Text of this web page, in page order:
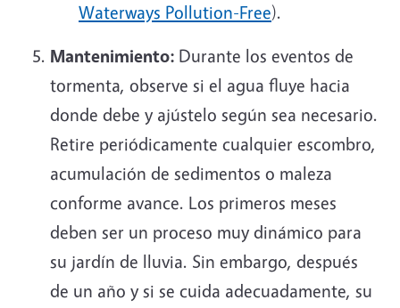
Waterways Pollution-Free).
Mantenimiento: Durante los eventos de
tormenta, observe si el agua fluye hacia
donde debe y ajústelo según sea necesario.
Retire periódicamente cualquier escombro,
acumulación de sedimentos o maleza
conforme avance. Los primeros meses
deben ser un proceso muy dinámico para
su jardín de lluvia. Sin embargo, después
de un año y si se cuida adecuadamente, su